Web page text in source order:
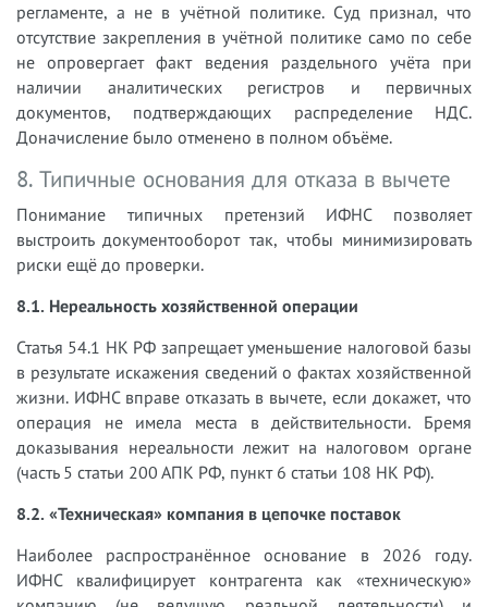
регламенте, а не в учётной политике. Суд признал, что
отсутствие закрепления в учётной политике само по себе
не опровергает факт ведения раздельного учёта при
наличии аналитических регистров и первичных
документов, подтверждающих распределение НДС.
Доначисление было отменено в полном объёме.
8. Типичные основания для отказа в вычете
Понимание типичных претензий ИФНС позволяет
выстроить документооборот так, чтобы минимизировать
риски ещё до проверки.
8.1. Нереальность хозяйственной операции
Статья 54.1 НК РФ запрещает уменьшение налоговой базы
в результате искажения сведений о фактах хозяйственной
жизни. ИФНС вправе отказать в вычете, если докажет, что
операция не имела места в действительности. Бремя
доказывания нереальности лежит на налоговом органе
(часть 5 статьи 200 АПК РФ, пункт 6 статьи 108 НК РФ).
8.2. «Техническая» компания в цепочке поставок
Наиболее распространённое основание в 2026 году.
ИФНС квалифицирует контрагента как «техническую»